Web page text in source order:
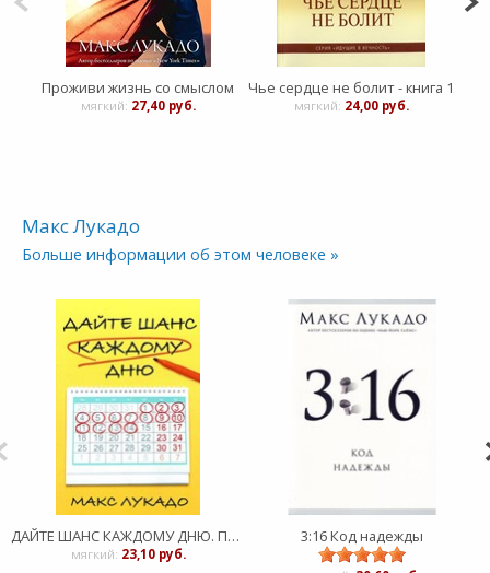
Проживи жизнь со смыслом
мягкий: 27,40 руб.
Чье сердце не болит - книга 1
мягкий: 24,00 руб.
Макс Лукадо
Больше информации об этом человеке »
ДАЙТЕ ШАНС КАЖДОМУ ДНЮ. Пробудитесь для дара длиной в двадцать четыре часа
мягкий: 23,10 руб.
3:16 Код надежды